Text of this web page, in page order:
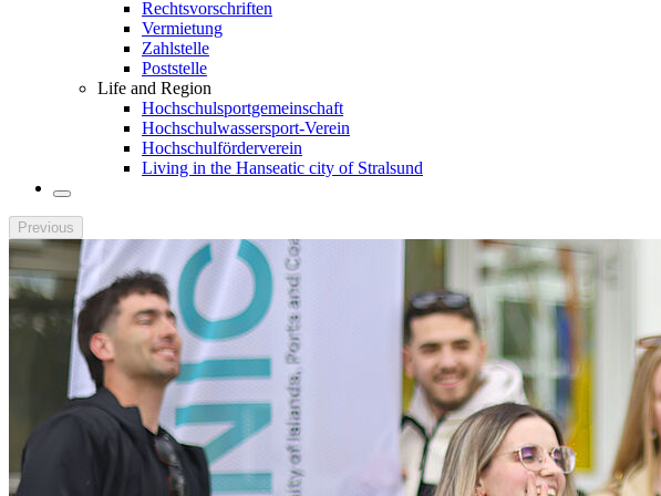
Rechtsvorschriften
Vermietung
Zahlstelle
Poststelle
Life and Region
Hochschulsportgemeinschaft
Hochschulwassersport-Verein
Hochschulförderverein
Living in the Hanseatic city of Stralsund
Previous